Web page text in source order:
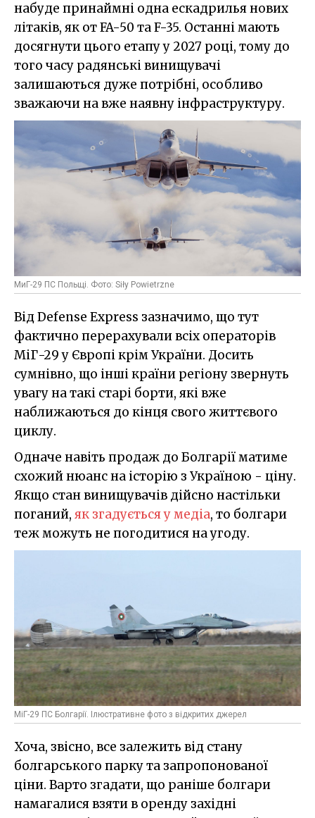
набуде принаймні одна ескадрилья нових
літаків, як от FA-50 та F-35. Останні мають
досягнути цього етапу у 2027 році, тому до
того часу радянські винищувачі
залишаються дуже потрібні, особливо
зважаючи на вже наявну інфраструктуру.
МиГ-29 ПС Польщі. Фото: Siły Powietrzne
Від Defense Express зазначимо, що тут
фактично перерахували всіх операторів
МіГ-29 у Європі крім України. Досить
сумнівно, що інші країни регіону звернуть
увагу на такі старі борти, які вже
наближаються до кінця свого життєвого
циклу.
Одначе навіть продаж до Болгарії матиме
схожий нюанс на історію з Україною - ціну.
Якщо стан винищувачів дійсно настільки
поганий, як згадується у медіа, то болгари
теж можуть не погодитися на угоду.
МіГ-29 ПС Болгарії. Ілюстративне фото з відкритих джерел
Хоча, звісно, все залежить від стану
болгарського парку та запропонованої
ціни. Варто згадати, що раніше болгари
намагалися взяти в оренду західні